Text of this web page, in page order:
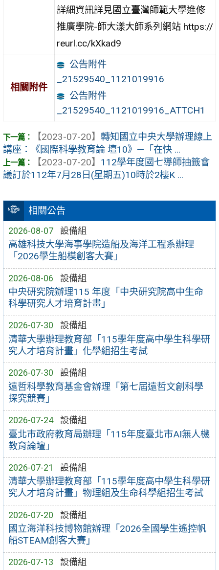
相關公告
2026-08-07 設備組
高雄科技大學海事學院造船及海洋工程系辦理
「2026學生船模創客大賽」
2026-08-06 設備組
中央研究院辦理115 年度「中央研究院高中生命
科學研究人才培育計畫」
2026-07-30 設備組
清華大學辦理教育部「115學年度高中學生科學研
究人才培育計畫」化學組招生考試
2026-07-30 設備組
遠哲科學教育基金會辦理「第七屆遠哲文創科學
探究競賽」
2026-07-24 設備組
臺北市政府教育局辦理「115年度臺北市AI無人機
教育論壇」
2026-07-21 設備組
清華大學辦理教育部「115學年度高中學生科學研
究人才培育計畫」物理組及生命科學組招生考試
2026-07-20 設備組
國立海洋科技博物館辦理「2026全國學生遙控帆
船STEAM創客大賽」
2026-07-13 設備組
詳細資訊詳見國立臺灣師範大學進修
推廣學院-師大漾大師系列網站 https://
reurl.cc/kXkad9
相關附件
公告附件
_21529540_1121019916
公告附件
_21529540_1121019916_ATTCH1
【2023-07-20】 轉知國立中央大學辦理線上
講座：《國際科學教育論 壇10》—「在快 ...
【2023-07-20】 112學年度國七導師抽籤會
議訂於112年7月28日(星期五)10時於2樓K ...